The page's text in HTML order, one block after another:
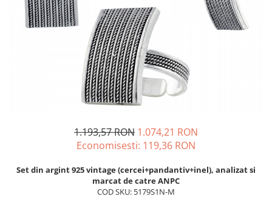
INELE
BRATARI PENTRU PICIOR
INELE
BUTONI
BRATARA TIP ROZARIU
LANTURI TIP ROZARIU
1.193,57 RON 1.074,21 RON
Economisesti: 119,36 RON
Set din argint 925 vintage (cercei+pandantiv+inel), analizat si
marcat de catre ANPC
COD SKU: 5179S1N-M